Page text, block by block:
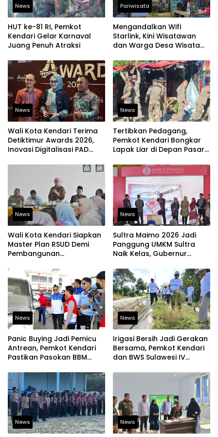
News
HUT ke-81 RI, Pemkot
Kendari Gelar Karnaval
Juang Penuh Atraksi
Pariwisata
Mengandalkan Wifi
Starlink, Kini Wisatawan
dan Warga Desa Wisata
Mengakses Transaksi
Digital
News
Wali Kota Kendari Terima
Detiktimur Awards 2026,
Inovasi Digitalisasi PAD
News
Tertibkan Pedagang,
Pemkot Kendari Bongkar
Lapak Liar di Depan Pasar
News
Wali Kota Kendari Siapkan
Master Plan RSUD Demi
Pembangunan
News
Sultra Maimo 2026 Jadi
Panggung UMKM Sultra
Naik Kelas, Gubernur
Tembus Pasar Ekspor
News
Panic Buying Jadi Pemicu
Antrean, Pemkot Kendari
Pastikan Pasokan BBM
News
Irigasi Bersih Jadi Gerakan
Bersama, Pemkot Kendari
dan BWS Sulawesi IV
Pangan
News News